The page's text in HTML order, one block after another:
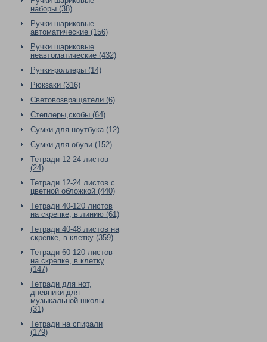
наборы (38)
Ручки шариковые
автоматические (156)
Ручки шариковые
неавтоматические (432)
Ручки-роллеры (14)
Рюкзаки (316)
Световозвращатели (6)
Степлеры,скобы (64)
Сумки для ноутбука (12)
Сумки для обуви (152)
Тетради 12-24 листов
(24)
Тетради 12-24 листов с
цветной обложкой (440)
Тетради 40-120 листов
на скрепке, в линию (61)
Тетради 40-48 листов на
скрепке, в клетку (359)
Тетради 60-120 листов
на скрепке, в клетку
(147)
Тетради для нот,
дневники для
музыкальной школы
(31)
Тетради на спирали
(179)